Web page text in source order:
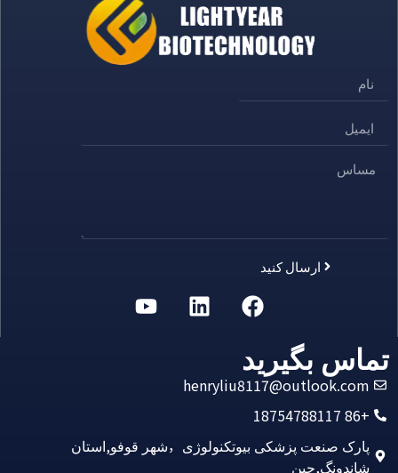
ارسال کنید
تماس بگیرید
henryliu8117@outlook.com
+86 18754788117
پارک صنعت پزشکی بیوتکنولوژی，شهر قوفو,استان
شاندونگ,چین